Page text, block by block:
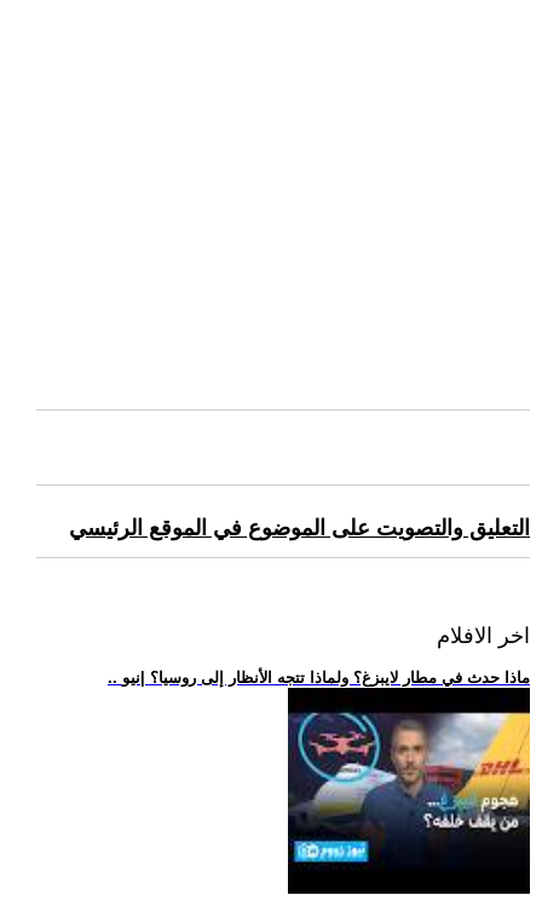
التعليق والتصويت على الموضوع في الموقع الرئيسي
اخر الافلام
.. ماذا حدث في مطار لايبزغ؟ ولماذا تتجه الأنظار إلى روسيا؟ |نيو